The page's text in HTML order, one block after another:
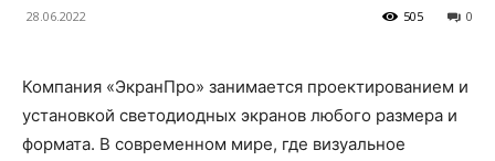
28.06.2022 0
505
Компания «ЭкранПро» занимается проектированием и
установкой светодиодных экранов любого размера и
формата. В современном мире, где визуальное